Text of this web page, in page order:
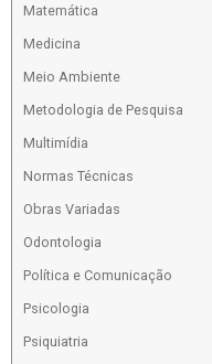
Matemática
Medicina
Meio Ambiente
Metodologia de Pesquisa
Multimídia
Normas Técnicas
Obras Variadas
Odontologia
Política e Comunicação
Psicologia
Psiquiatria